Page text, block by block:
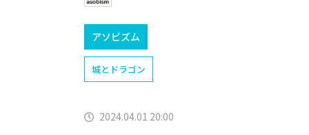
アソビズム
城とドラゴン
2024.04.01 20:00